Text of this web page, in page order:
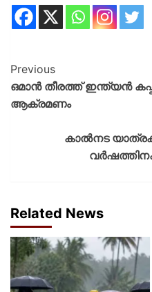
Previous
ഒമാൻ തീരത്ത് ഇന്ത്യൻ
ആക്രമണം
കാല്‍നട
Related News